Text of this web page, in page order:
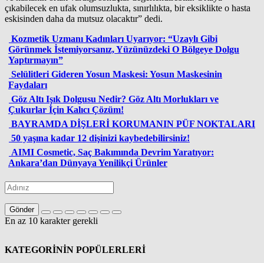
çıkabilecek en ufak olumsuzlukta, sınırlılıkta, bir eksiklikte o hasta
eskisinden daha da mutsuz olacaktır” dedi.
Kozmetik Uzmanı Kadınları Uyarıyor: “Uzaylı Gibi
Görünmek İstemiyorsanız, Yüzünüzdeki O Bölgeye Dolgu
Yaptırmayın”
Selülitleri Gideren Yosun Maskesi: Yosun Maskesinin
Faydaları
Göz Altı Işık Dolgusu Nedir? Göz Altı Morlukları ve
Çukurlar İçin Kalıcı Çözüm!
BAYRAMDA DİŞLERİ KORUMANIN PÜF NOKTALARI
50 yaşına kadar 12 dişinizi kaybedebilirsiniz!
AIMI Cosmetic, Saç Bakımında Devrim Yaratıyor:
Ankara’dan Dünyaya Yenilikçi Ürünler
Gönder
En az 10 karakter gerekli
KATEGORİNİN POPÜLERLERİ